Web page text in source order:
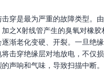
穿是最为严重的故障类型。
加之X射线管产生的臭氧对橡
渐老化变硬、开裂。一旦绝
将击穿绝缘层对地放电，不仅
声响和气味，导致扫描中断。